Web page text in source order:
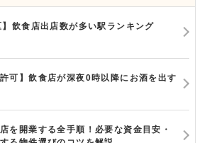
】飲食店出店数が多い駅ランキング
許可】飲食店が深夜0時以降にお酒を出す
を開業する全手順！必要な資金目安・